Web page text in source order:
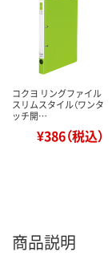
コクヨ リングファイル
スリムスタイル（ワンタ
ッチ開…
¥386（税込）
商品説明